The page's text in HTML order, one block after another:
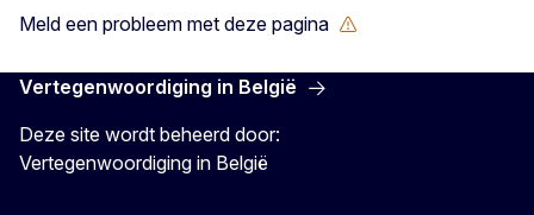
Meld een probleem met deze pagina
Vertegenwoordiging in België
Deze site wordt beheerd door:
Vertegenwoordiging in België